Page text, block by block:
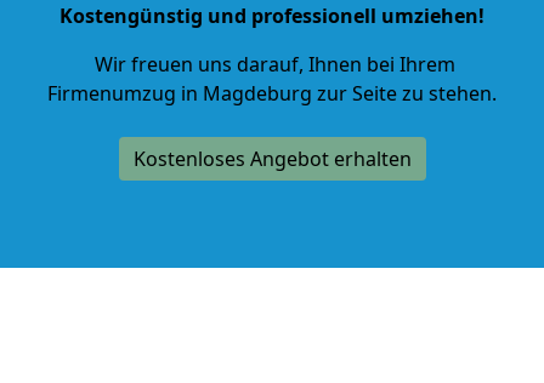
Kostengünstig und professionell umziehen!
Wir freuen uns darauf, Ihnen bei Ihrem
Firmenumzug in Magdeburg zur Seite zu stehen.
Kostenloses Angebot erhalten